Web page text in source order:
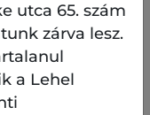
arról, ki hogyan
a színészek,
utca 65. szám
zárva lesz.
a Lehel